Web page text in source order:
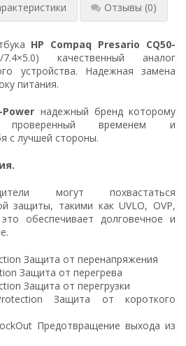
Отзывы (0)
HP Compaq Presario CQ50-
7.4×5.0) качественный аналог
устройства. Надежная замена
питания.
надежный бренд которому
временем и
с лучшей стороны.
могут похвастаться
защиты, такими как UVLO, OVP,
обеспечивает долговечное и
Защита от перенапряжения
Защита от перегрева
Защита от перегрузки
Защита от короткого
Предотвращение выхода из